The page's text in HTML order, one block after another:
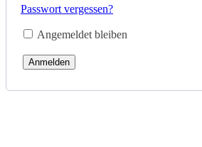
Passwort vergessen?
Angemeldet bleiben
Anmelden